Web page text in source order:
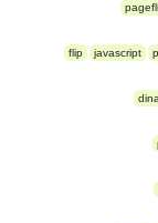
flip javascript